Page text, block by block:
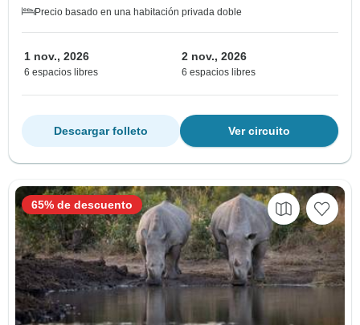
Precio basado en una habitación privada doble
1 nov., 2026
6 espacios libres
2 nov., 2026
6 espacios libres
Ver circuito
Descargar folleto
65% de descuento